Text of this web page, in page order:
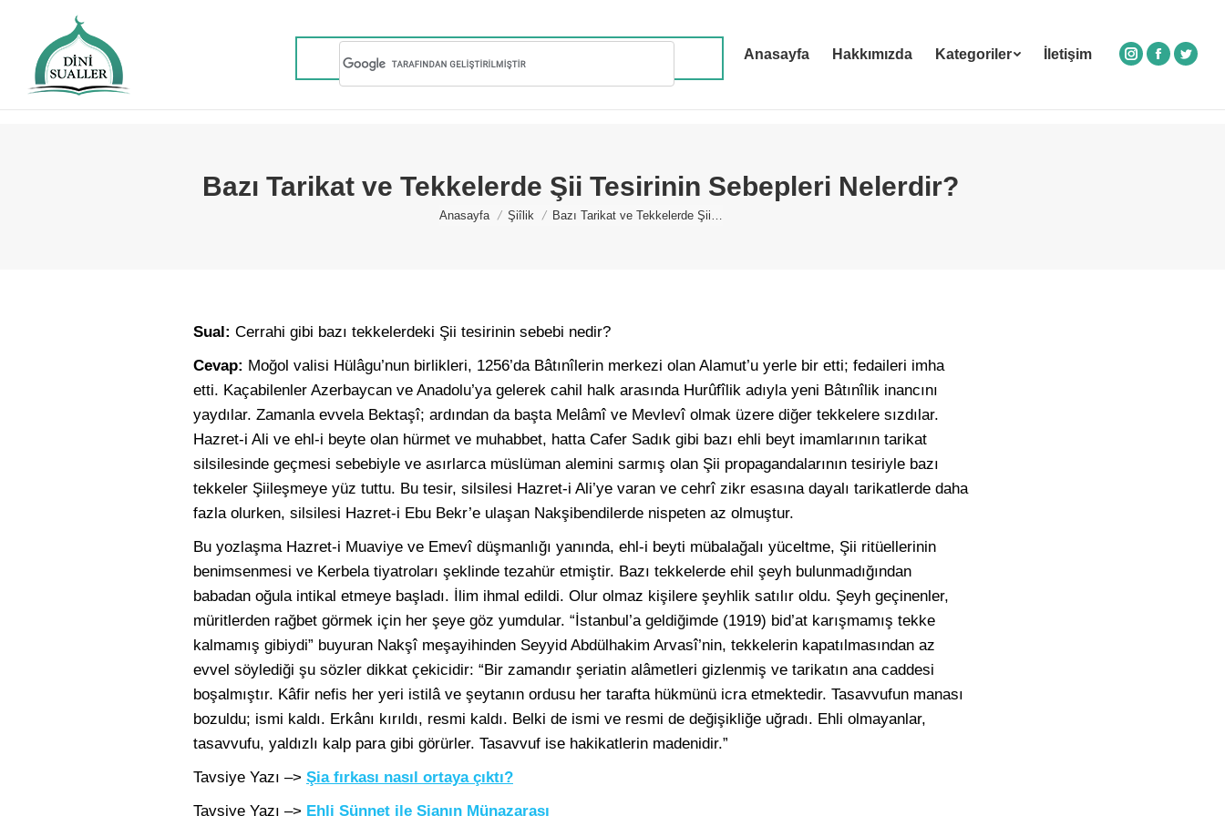
Anasayfa Hakkımızda Kategoriler İletişim
Instagram
Facebook
Bazı Tarikat ve Tekkelerde Şii Tesirinin Sebepleri Nelerdir?
You are here:
Anasayfa Şiîlik Bazı Tarikat ve Tekkelerde Şii…
Sual: Cerrahi gibi bazı tekkelerdeki Şii tesirinin sebebi nedir?
Cevap: Moğol valisi Hülâgu’nun birlikleri, 1256’da Bâtınîlerin merkezi olan Alamut’u yerle bir etti; fedaileri imha
etti. Kaçabilenler Azerbaycan ve Anadolu’ya gelerek cahil halk arasında Hurûfîlik adıyla yeni Bâtınîlik inancını
yaydılar. Zamanla evvela Bektaşî; ardından da başta Melâmî ve Mevlevî olmak üzere diğer tekkelere sızdılar.
Hazret-i Ali ve ehl-i beyte olan hürmet ve muhabbet, hatta Cafer Sadık gibi bazı ehli beyt imamlarının tarikat
silsilesinde geçmesi sebebiyle ve asırlarca müslüman alemini sarmış olan Şii propagandalarının tesiriyle bazı
tekkeler Şiileşmeye yüz tuttu. Bu tesir, silsilesi Hazret-i Ali’ye varan ve cehrî zikr esasına dayalı tarikatlerde daha
fazla olurken, silsilesi Hazret-i Ebu Bekr’e ulaşan Nakşibendilerde nispeten az olmuştur.
Bu yozlaşma Hazret-i Muaviye ve Emevî düşmanlığı yanında, ehl-i beyti mübalağalı yüceltme, Şii ritüellerinin
benimsenmesi ve Kerbela tiyatroları şeklinde tezahür etmiştir. Bazı tekkelerde ehil şeyh bulunmadığından
babadan oğula intikal etmeye başladı. İlim ihmal edildi. Olur olmaz kişilere şeyhlik satılır oldu. Şeyh geçinenler,
müritlerden rağbet görmek için her şeye göz yumdular. “İstanbul’a geldiğimde (1919) bid’at karışmamış tekke
kalmamış gibiydi” buyuran Nakşî meşayihinden Seyyid Abdülhakim Arvasî’nin, tekkelerin kapatılmasından az
evvel söylediği şu sözler dikkat çekicidir: “Bir zamandır şeriatin alâmetleri gizlenmiş ve tarikatın ana caddesi
boşalmıştır. Kâfir nefis her yeri istilâ ve şeyta­nın ordusu her tarafta hükmünü icra etmektedir. Tasavvufun manası
bozuldu; ismi kaldı. Erkânı kırıldı, resmi kaldı. Belki de ismi ve resmi de değişikliğe uğradı. Ehli olmayanlar,
tasavvufu, yaldızlı kalp para gibi görürler. Tasavvuf ise hakikatlerin madenidir.”
Tavsiye Yazı –> Şia fırkası nasıl ortaya çıktı?
Tavsiye Yazı –> Ehli Sünnet ile Şianın Münazarası